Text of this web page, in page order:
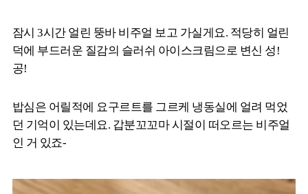
잠시 3시간 얼린 뚱바 비주얼 보고 가실게요. 적당히 얼린
덕에 부드러운 질감의 슬러쉬 아이스크림으로 변신 성!
공!
밥심은 어릴적에 요구르트를 그르케 냉동실에 얼려 먹었
던 기억이 있는데요. 갑분꼬꼬마 시절이 떠오르는 비주얼
인 거 있죠-